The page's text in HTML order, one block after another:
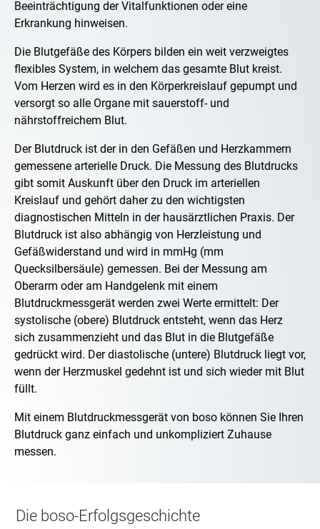
Beeinträchtigung der Vitalfunktionen oder eine
Erkrankung hinweisen.
Die Blutgefäße des Körpers bilden ein weit verzweigtes
flexibles System, in welchem das gesamte Blut kreist.
Vom Herzen wird es in den Körperkreislauf gepumpt und
versorgt so alle Organe mit sauerstoff- und
nährstoffreichem Blut.
Der Blutdruck ist der in den Gefäßen und Herzkammern
gemessene arterielle Druck. Die Messung des Blutdrucks
gibt somit Auskunft über den Druck im arteriellen
Kreislauf und gehört daher zu den wichtigsten
diagnostischen Mitteln in der hausärztlichen Praxis. Der
Blutdruck ist also abhängig von Herzleistung und
Gefäßwiderstand und wird in mmHg (mm
Quecksilbersäule) gemessen. Bei der Messung am
Oberarm oder am Handgelenk mit einem
Blutdruckmessgerät werden zwei Werte ermittelt: Der
systolische (obere) Blutdruck entsteht, wenn das Herz
sich zusammenzieht und das Blut in die Blutgefäße
gedrückt wird. Der diastolische (untere) Blutdruck liegt vor,
wenn der Herzmuskel gedehnt ist und sich wieder mit Blut
füllt.
Mit einem Blutdruckmessgerät von boso können Sie Ihren
Blutdruck ganz einfach und unkompliziert Zuhause
messen.
Die boso-Erfolgsgeschichte